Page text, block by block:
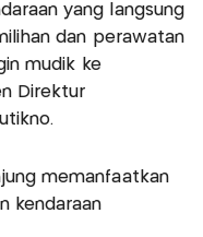
yang langsung
dan perawatan
mudik ke
Direktur
memanfaatkan
kendaraan